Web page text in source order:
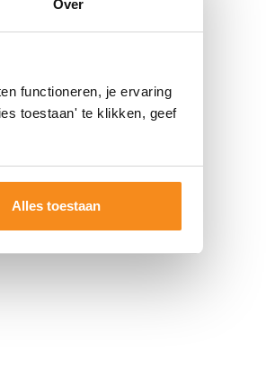
Over
functioneren, je ervaring
toestaan' te klikken, geef
Alles toestaan